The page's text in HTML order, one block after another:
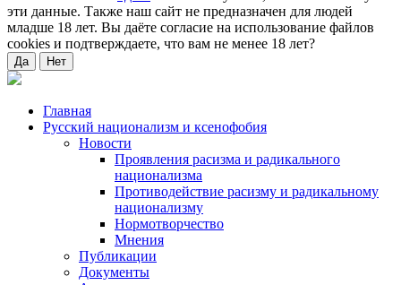
эти данные. Также наш сайт не предназначен для людей
младше 18 лет. Вы даёте согласие на использование файлов
cookies и подтверждаете, что вам не менее 18 лет?
Да Нет
Главная
Русский национализм и ксенофобия
Новости
Проявления расизма и радикального
национализма
Противодействие расизму и радикальному
национализму
Нормотворчество
Мнения
Публикации
Документы